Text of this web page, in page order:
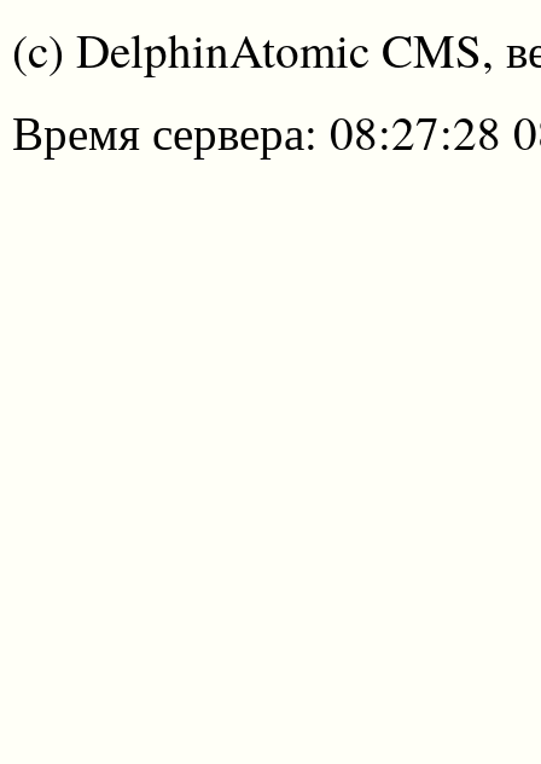
(c) DelphinAtomic CMS,
Время сервера: 08:27:28